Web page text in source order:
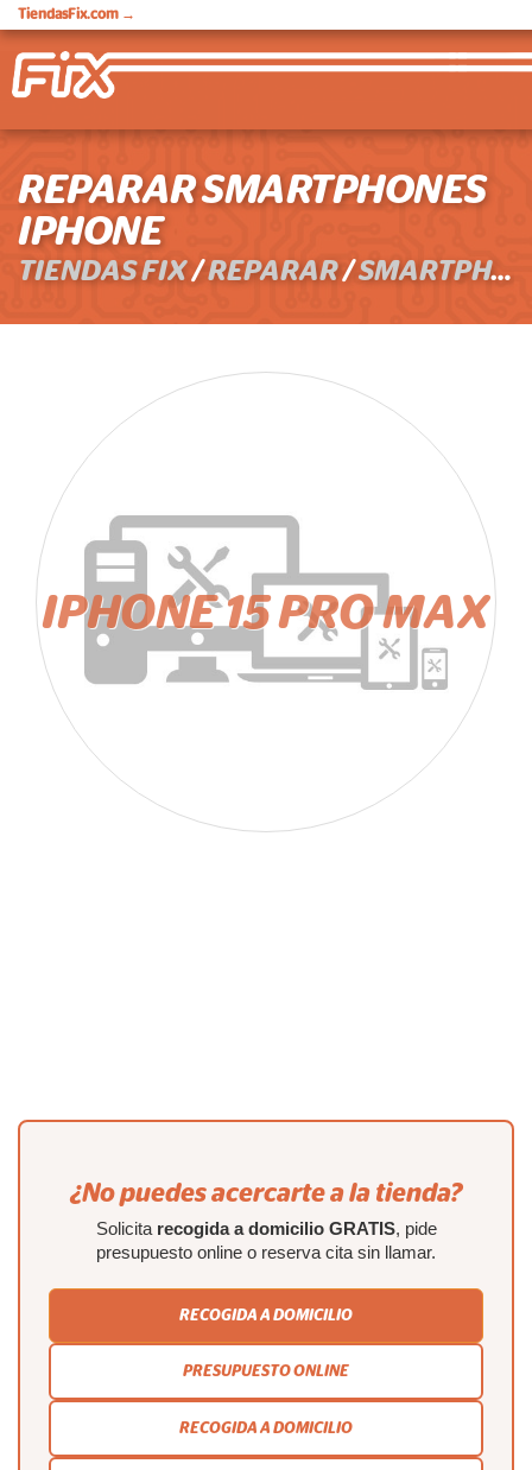
TiendasFix.com →
REPARAR SMARTPHONES
IPHONE
TIENDAS FIX/REPARAR/SMARTPHONES
IPHONE 15 PRO MAX
¿No puedes acercarte a la tienda?
Solicita recogida a domicilio GRATIS, pide
presupuesto online o reserva cita sin llamar.
RECOGIDA A DOMICILIO
PRESUPUESTO ONLINE
RECOGIDA A DOMICILIO